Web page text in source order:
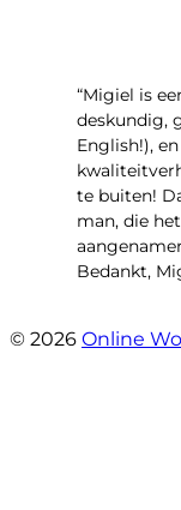
“Migiel is
deskundig,
English!),
te buiten!
man, die
Bedankt,
© 2026 Online